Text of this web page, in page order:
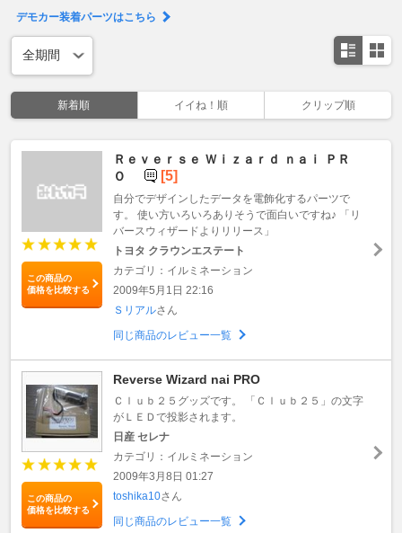
デモカー装着パーツはこちら
新着順 イイね！順 クリップ順
この商品の
価格を比較する
Ｒｅｖｅｒｓｅ Ｗｉｚａｒｄ ｎａｉ ＰＲ
Ｏ
[5]
自分でデザインしたデータを電飾化するパーツで
す。 使い方いろいろありそうで面白いですね♪ 「リ
バースウィザードよりリリース」
トヨタ クラウンエステート
カテゴリ：イルミネーション
2009年5月1日 22:16
Ｓリアルさん
同じ商品のレビュー一覧
この商品の
価格を比較する
Reverse Wizard nai PRO
Ｃｌｕｂ２５グッズです。 「Ｃｌｕｂ２５」の文字
がＬＥＤで投影されます。
日産 セレナ
カテゴリ：イルミネーション
2009年3月8日 01:27
toshika10さん
同じ商品のレビュー一覧